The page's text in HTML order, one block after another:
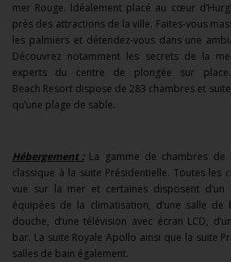
mer Rouge. Idéalement placé au cœur
près des attractions de la ville. Faites-vous
les palmiers et détendez-vous dans une
Découvrez notamment les secrets de la
experts du centre de plongée sur
Beach Resort dispose de 283 chambres et
qu’une plage de sable.
Hébergement :La gamme de chambres de
classique à la suite Présidentielle. Toutes les
vue sur la mer et certaines disposent d’un
équipées de la climatisation, d’une salle de
douche, d’une télévision avec écran LCD,
bar. La suite Royale Apollo ainsi que la suite
salles de bain également.